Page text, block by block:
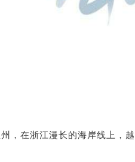
，在浙江漫长的海岸线上，